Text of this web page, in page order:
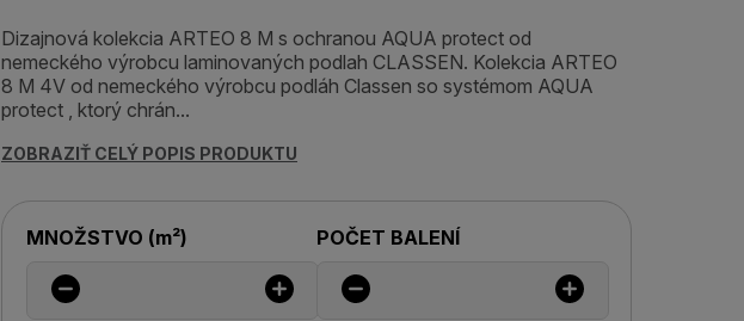
Dizajnová kolekcia ARTEO 8 M s ochranou AQUA protect od
nemeckého výrobcu laminovaných podlah CLASSEN. Kolekcia ARTEO
8 M 4V od nemeckého výrobcu podláh Classen so systémom AQUA
protect , ktorý chrán...
ZOBRAZIŤ CELÝ POPIS PRODUKTU
MNOŽSTVO (m²) POČET BALENÍ